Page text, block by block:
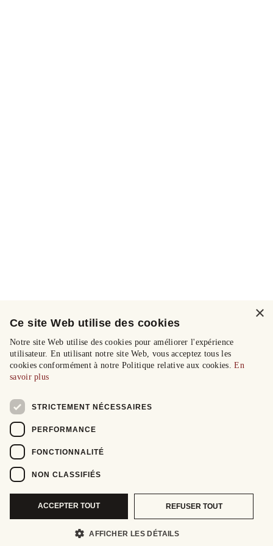
×
Ce site Web utilise des cookies
Notre site Web utilise des cookies pour améliorer l'expérience
utilisateur. En utilisant notre site Web, vous acceptez tous les
cookies conformément à notre Politique relative aux cookies.En
savoir plus
STRICTEMENT NÉCESSAIRES
PERFORMANCE
FONCTIONNALITÉ
NON CLASSIFIÉS
ACCEPTER TOUT REFUSER TOUT
AFFICHER LES DÉTAILS